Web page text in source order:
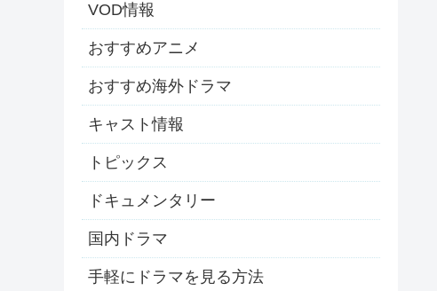
VOD情報
おすすめアニメ
おすすめ海外ドラマ
キャスト情報
トピックス
ドキュメンタリー
国内ドラマ
手軽にドラマを見る方法